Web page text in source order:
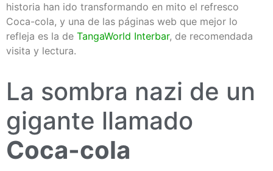
historia han ido transformando en mito el refresco
Coca-cola, y una de las páginas web que mejor lo
refleja es la de TangaWorld Interbar, de recomendada
visita y lectura.
La sombra nazi de un
gigante llamado
Coca-cola